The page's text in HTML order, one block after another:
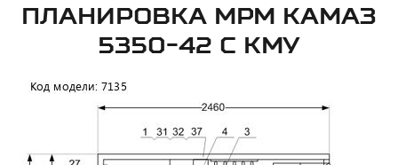
ПЛАНИРОВКА МРМ КАМАЗ
5350-42 С КМУ